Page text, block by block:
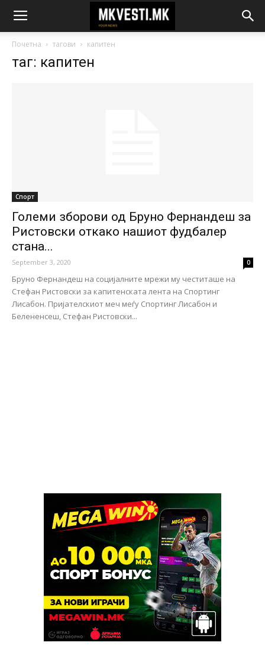
Почетна тагови капитен
таг: капитен
Спорт
Големи зборови од Бруно Фернандеш за
Ристовски откако нашиот фудбалер
стана...
September 3, 2020 0
Бруно Фернандеш на социјалните мрежи му честиташе на
Стефан Ристовски за капитенската лента на Спортинг
Лисабон. Пријателскиот меч меѓу Спортинг Лисабон и
Белененсеш, Стефан Ристовски...